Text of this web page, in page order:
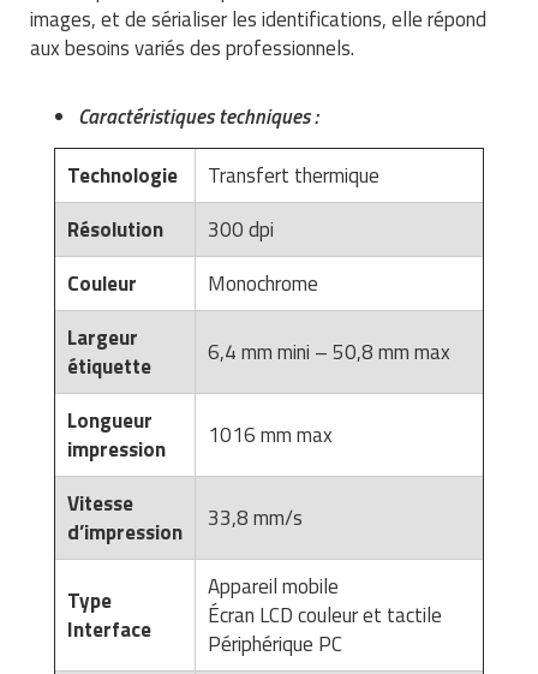
Ustensile cuisine professionnel
Vitrines pour magasin
Traitement de l'air
Trancheuse professionnelle
Transformateur électrique
Tubes et profilés
Tuyau flexible
Tuyau galvanisé
Tuyau renforcé
Ventilateurs et aération d'atelier
Tapis de bureau
Traitement des surfaces
Traitement du linge
Vestiaires et casiers
Equipements de football
Equipements pour patinage
Equipements pour roller
Equipements pour skateboard
Equipements pour stade et terrain
sportif
Jeu gymnique
Loisirs
Matériel de fitness
Matériel de musculation
Vêtement sportif
Pétrin professionnel
Pompes à sauce
Portes commandes restaurant
Présentoir pour restaurant
Réchaud professionnel
Réfrigérateur professionnel
Restauration foraine
Robinetterie professionnelle
Rôtisserie professionnelle
Sautause professionnelle
images, et de sérialiser les identifications, elle répond
aux besoins variés des professionnels.
Caractéristiques techniques :
Technologie
Transfert thermique
Résolution
300 dpi
Couleur
Monochrome
Largeur
étiquette
6,4 mm mini – 50,8 mm max
Longueur
impression
1016 mm max
Vitesse
d’impression
33,8 mm/s
Type
Interface
Appareil mobile
Écran LCD couleur et tactile
Périphérique PC